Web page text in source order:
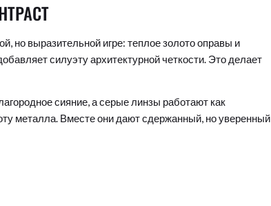
но выразительной игре: теплое золото оправы и
силуэту архитектурной четкости. Это делает
сияние, а серые линзы работают как
металла. Вместе они дают сдержанный, но уверенный